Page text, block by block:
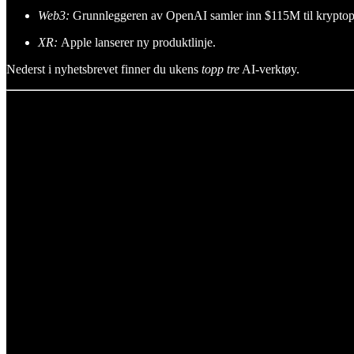
Web3: Grunnleggeren av OpenAI samler inn $115M til
XR: Apple lanserer ny produktlinje.
Nederst i nyhetsbrevet finner du ukens topp tre AI-verktøy.